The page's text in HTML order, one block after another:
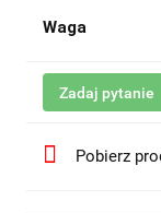
Waga
Zadaj pytanie
Pobierz